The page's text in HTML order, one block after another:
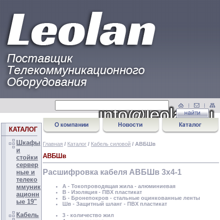
КАТАЛОГ
Шкафы
и
стойки
сервер
ные и
телеко
ммуник
ационн
ые 19"
Кабель
Главная / Каталог / Кабель силовой / АВБШв
АВБШв
Расшифровка кабеля АВБШв 3х4-1
А - Токопроводящая жила - алюминиевая
В - Изоляция - ПВХ пластикат
Б - Бронепокров - стальные оцинкованные ленты
Шв - Защитный шланг - ПВХ пластикат
3 - количество жил